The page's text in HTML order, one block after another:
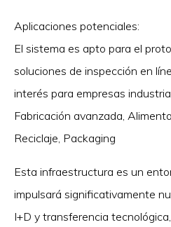
Aplicaciones potenciales:
El sistema es apto para el
soluciones de inspección en
interés para empresas
Fabricación avanzada,
Reciclaje, Packaging
Esta infraestructura es un
impulsará significativamente
I+D y transferencia